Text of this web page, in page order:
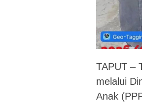
TAPUT –
melalui
Anak